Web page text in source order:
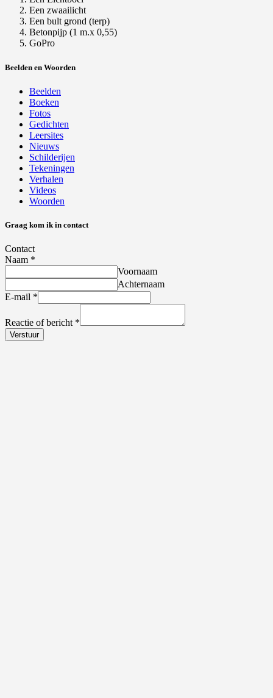
Een zwaailicht
Een bult grond (terp)
Betonpijp (1 m.x 0,55)
GoPro
Beelden en Woorden
Beelden
Boeken
Fotos
Gedichten
Leersites
Nieuws
Schilderijen
Tekeningen
Verhalen
Videos
Woorden
Graag kom ik in contact
Contact
Naam *
Voornaam
Achternaam
E-mail *
Reactie of bericht *
Verstuur